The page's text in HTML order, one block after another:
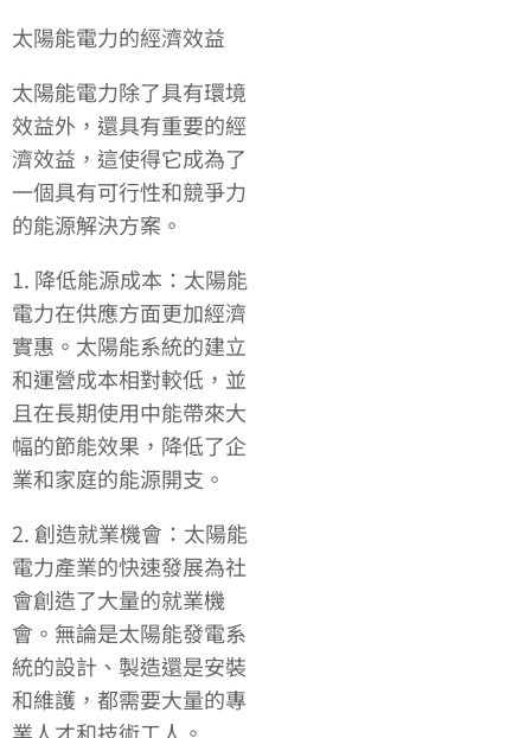
太陽能電力的經濟效益
太陽能電力除了具有環境
效益外，還具有重要的經
濟效益，這使得它成為了
一個具有可行性和競爭力
的能源解決方案。
1. 降低能源成本：太陽能
電力在供應方面更加經濟
實惠。太陽能系統的建立
和運營成本相對較低，並
且在長期使用中能帶來大
幅的節能效果，降低了企
業和家庭的能源開支。
2. 創造就業機會：太陽能
電力產業的快速發展為社
會創造了大量的就業機
會。無論是太陽能發電系
統的設計、製造還是安裝
和維護，都需要大量的專